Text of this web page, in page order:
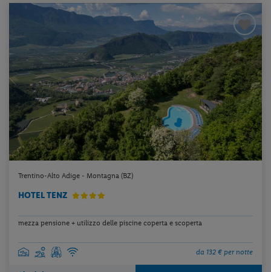
Trentino-Alto Adige - Montagna (BZ)
HOTEL TENZ
mezza pensione + utilizzo delle piscine coperta e scoperta
da 132 € per notte